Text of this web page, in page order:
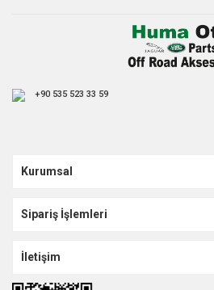
+90 535 523 33 59
Kurumsal
Sipariş İşlemleri
İletişim